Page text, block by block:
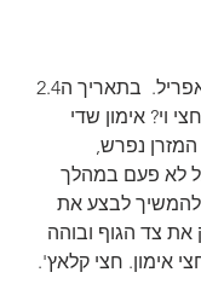
וי? אימון שדי
המזרן נפרש,
לא פעם במהלך
להמשיך לבצע את
את צד הגוף ובוהה
אימון. חצי קלאץ'.